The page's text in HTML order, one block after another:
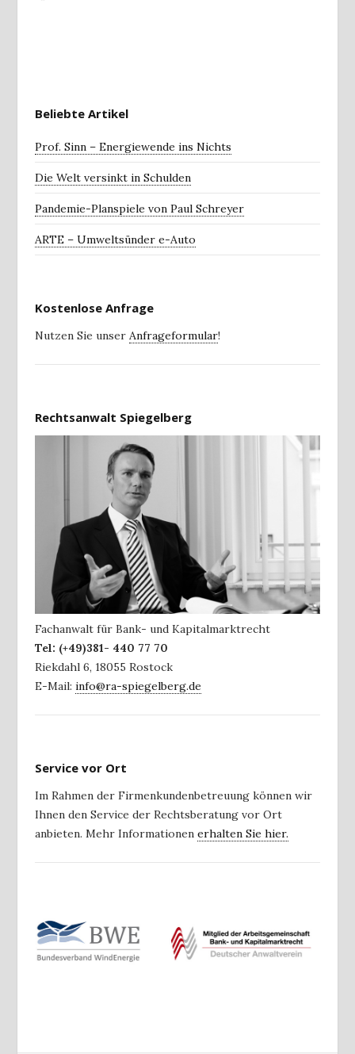
Beliebte Artikel
Prof. Sinn – Energiewende ins Nichts
Die Welt versinkt in Schulden
Pandemie-Planspiele von Paul Schreyer
ARTE – Umweltsünder e-Auto
Kostenlose Anfrage
Nutzen Sie unser Anfrageformular!
Rechtsanwalt Spiegelberg
Fachanwalt für Bank- und Kapitalmarktrecht
Tel: (+49)381- 440 77 70
Riekdahl 6, 18055 Rostock
E-Mail: info@ra-spiegelberg.de
Service vor Ort
Im Rahmen der Firmenkundenbetreuung können wir
Ihnen den Service der Rechtsberatung vor Ort
anbieten. Mehr Informationen erhalten Sie hier.